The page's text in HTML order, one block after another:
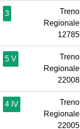
3
Treno
Regionale
12785
5 V
Treno
Regionale
22008
4 IV
Treno
Regionale
22005